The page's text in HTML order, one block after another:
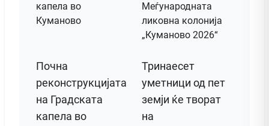
Почна
реконструкцијата
на Градската
капела во
Тринаесет
уметници од пет
земји ќе творат
на